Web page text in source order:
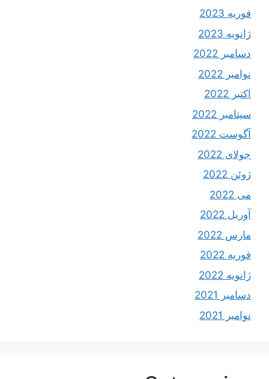
فوریه 2023
ژانویه 2023
دسامبر 2022
نوامبر 2022
اکتبر 2022
سپتامبر 2022
آگوست 2022
جولای 2022
ژوئن 2022
می 2022
آوریل 2022
مارس 2022
فوریه 2022
ژانویه 2022
دسامبر 2021
نوامبر 2021